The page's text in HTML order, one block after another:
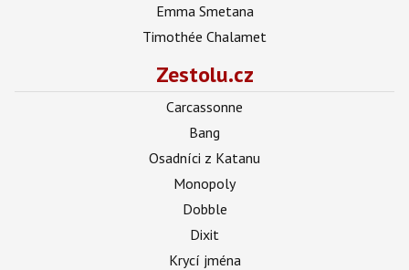
Emma Smetana
Timothée Chalamet
Zestolu.cz
Carcassonne
Bang
Osadníci z Katanu
Monopoly
Dobble
Dixit
Krycí jména